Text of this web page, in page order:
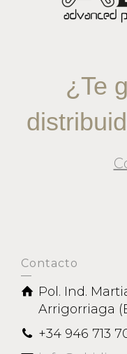
¿Te
Contacto
Pol. Ind.
Arrigorriaga
+34 946 713